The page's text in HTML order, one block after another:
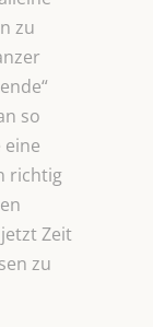
zu
so
richtig
Zeit
zu